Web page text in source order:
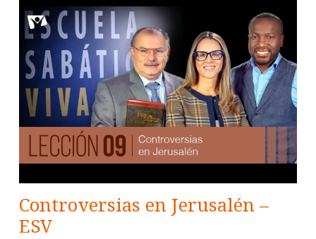
Controversias en Jerusalén –
ESV